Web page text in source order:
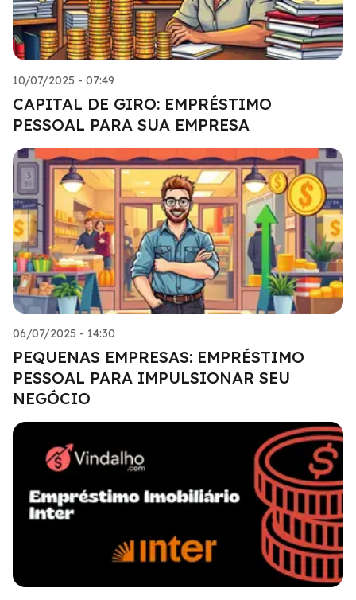
10/07/2025 - 07:49
CAPITAL DE GIRO: EMPRÉSTIMO
PESSOAL PARA SUA EMPRESA
06/07/2025 - 14:30
PEQUENAS EMPRESAS: EMPRÉSTIMO
PESSOAL PARA IMPULSIONAR SEU
NEGÓCIO